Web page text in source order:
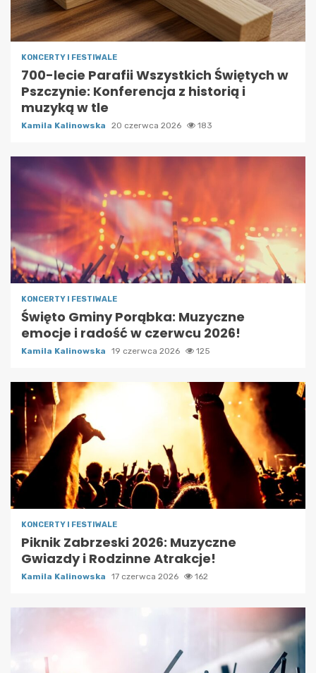
KONCERTY I FESTIWALE
700-lecie Parafii Wszystkich Świętych w
Pszczynie: Konferencja z historią i
muzyką w tle
Kamila Kalinowska 20 czerwca 2026 183
KONCERTY I FESTIWALE
Święto Gminy Porąbka: Muzyczne
emocje i radość w czerwcu 2026!
Kamila Kalinowska 19 czerwca 2026 125
KONCERTY I FESTIWALE
Piknik Zabrzeski 2026: Muzyczne
Gwiazdy i Rodzinne Atrakcje!
Kamila Kalinowska 17 czerwca 2026 162